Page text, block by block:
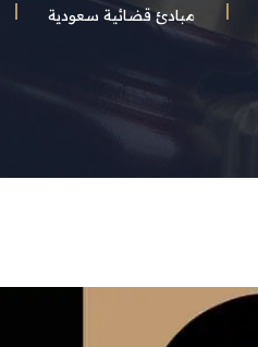
مبادئ قضائية سعودية